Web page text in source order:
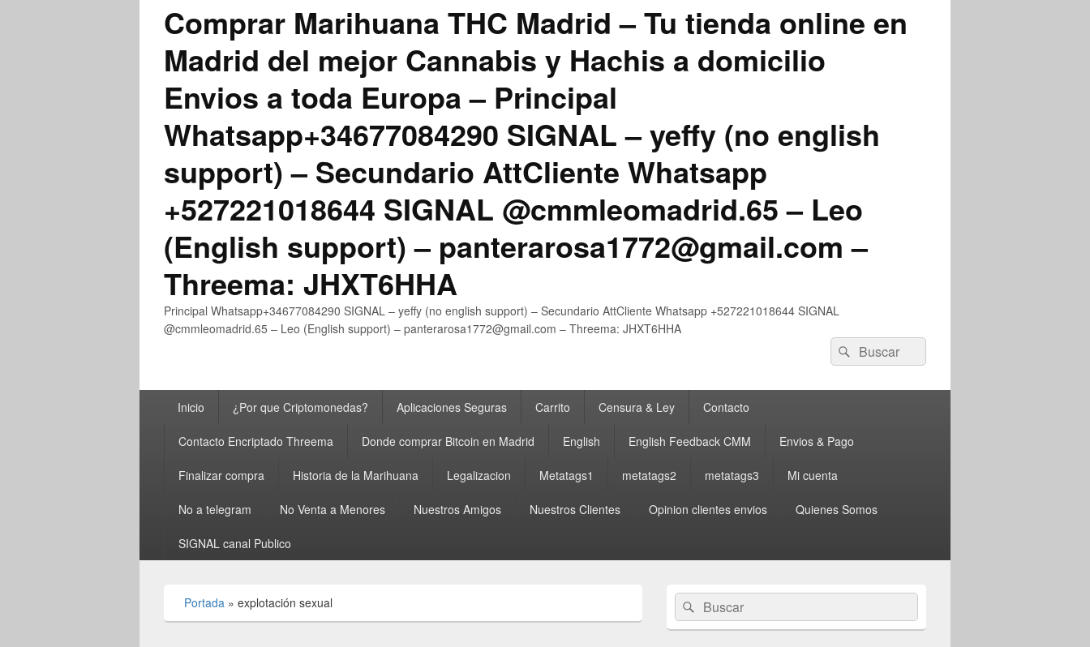
Comprar Marihuana THC Madrid – Tu tienda online en
Madrid del mejor Cannabis y Hachis a domicilio
Envios a toda Europa – Principal
Whatsapp+34677084290 SIGNAL – yeffy (no english
support) – Secundario AttCliente Whatsapp
+527221018644 SIGNAL @cmmleomadrid.65 – Leo
(English support) – panterarosa1772@gmail.com –
Threema: JHXT6HHA
Principal Whatsapp+34677084290 SIGNAL – yeffy (no english support) – Secundario AttCliente Whatsapp +527221018644 SIGNAL
@cmmleomadrid.65 – Leo (English support) – panterarosa1772@gmail.com – Threema: JHXT6HHA
Buscar
por:
Buscar
principalInicio ¿Por que Criptomonedas? Aplicaciones Seguras Carrito Censura & Ley Contacto
Contacto Encriptado Threema Donde comprar Bitcoin en Madrid English English Feedback CMM Envios & Pago
Finalizar compra Historia de la Marihuana Legalizacion Metatags1 metatags2 metatags3 Mi cuenta
No a telegram No Venta a Menores Nuestros Amigos Nuestros Clientes Opinion clientes envios Quienes Somos
SIGNAL canal Publico
Portada » explotación sexual
área
de
widget
Buscar
por:
Buscar